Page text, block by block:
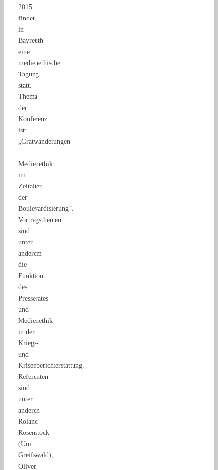
2015
findet
in
Bayreuth
eine
medienethische
Tagung
statt.
Thema
der
Konferenz
ist:
„Gratwanderungen
–
Medienethik
im
Zeitalter
der
Boulevardisierung“.
Vortragsthemen
sind
unter
anderem
die
Funktion
des
Presserates
und
Medienethik
in der
Kriegs-
und
Krisenberichterstattung.
Referenten
sind
unter
anderen
Roland
Rosenstock
(Uni
Greifswald),
Oliver